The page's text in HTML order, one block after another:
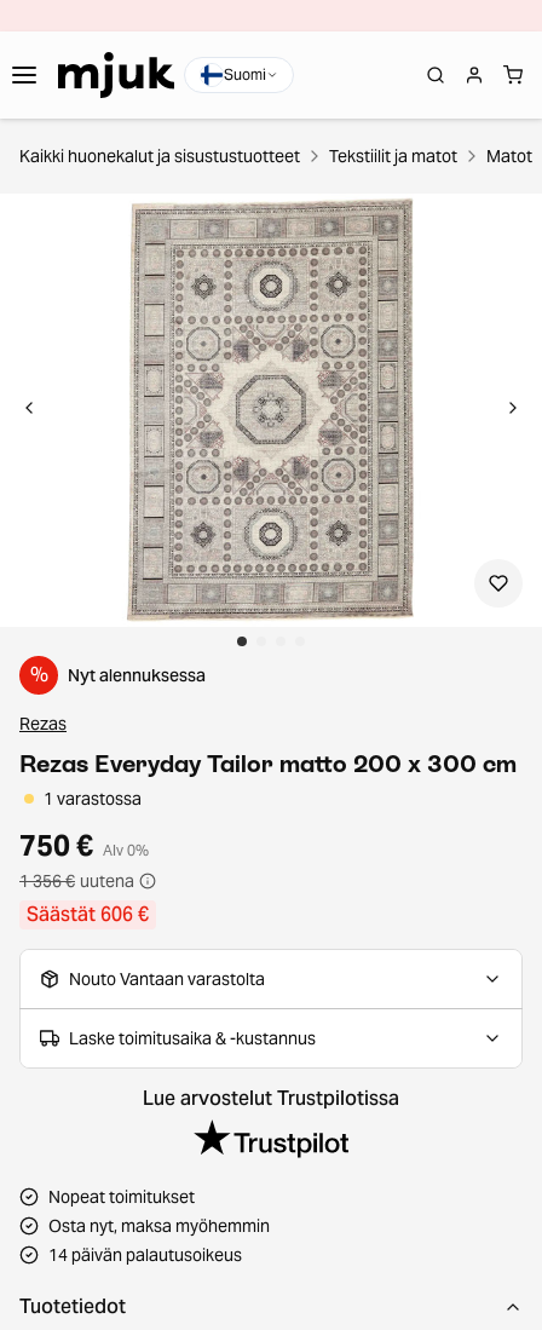
Suomi
Kaikki huonekalut ja sisustustuotteet Tekstiilit ja matot Matot
% Nyt alennuksessa
Rezas
Rezas Everyday Tailor matto 200 x 300 cm
1 varastossa
750 € Alv 0%
1 356 € uutena
Säästät 606 €
Nouto Vantaan varastolta
Laske toimitusaika & -kustannus
Lue arvostelut Trustpilotissa
Nopeat toimitukset
Osta nyt, maksa myöhemmin
14 päivän palautusoikeus
Tuotetiedot